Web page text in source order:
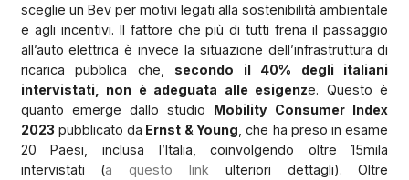
sceglie un Bev per motivi legati alla sostenibilità ambientale
e agli incentivi. Il fattore che più di tutti frena il passaggio
all’auto elettrica è invece la situazione dell’infrastruttura di
ricarica pubblica che, secondo il 40% degli italiani
intervistati, non è adeguata alle esigenze. Questo è
quanto emerge dallo studio Mobility Consumer Index
2023 pubblicato da Ernst & Young , che ha preso in esame
20 Paesi, inclusa l’Italia, coinvolgendo oltre 15mila
intervistati (a questo link ulteriori dettagli). Oltre